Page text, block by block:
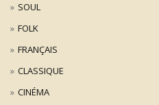
SOUL
FOLK
FRANÇAIS
CLASSIQUE
CINÉMA